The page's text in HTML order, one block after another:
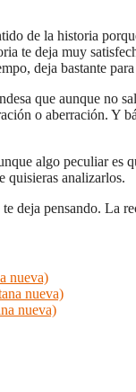
de la historia
te deja muy
deja bastante
que aunque no
o aberración.
algo peculiar
quisieras analizarlos.
deja pensando. La
nueva)
nueva)
nueva)